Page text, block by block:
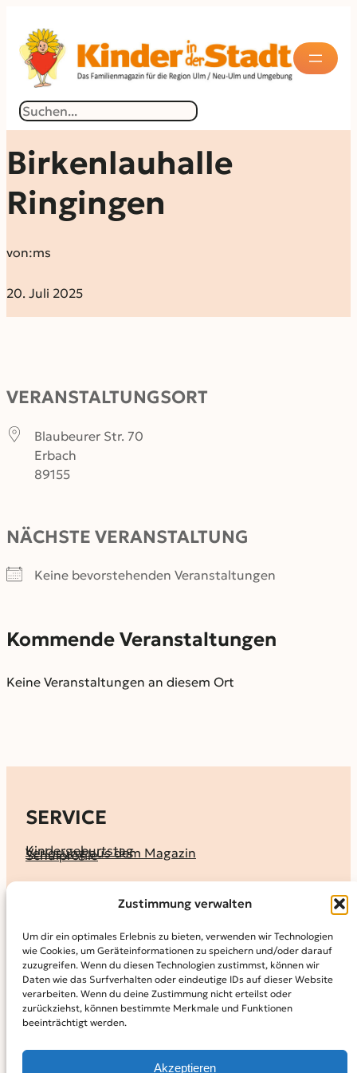
Zustimmung verwalten
Um dir ein optimales Erlebnis zu bieten, verwenden wir Technologien
wie Cookies, um Geräteinformationen zu speichern und/oder darauf
zuzugreifen. Wenn du diesen Technologien zustimmst, können wir
Daten wie das Surfverhalten oder eindeutige IDs auf dieser Website
verarbeiten. Wenn du deine Zustimmung nicht erteilst oder
zurückziehst, können bestimmte Merkmale und Funktionen
beeinträchtigt werden.
Akzeptieren
Suchen
Birkenlauhalle
Ringingen
von:ms
20. Juli 2025
VERANSTALTUNGSORT
Blaubeurer Str. 70
Erbach
89155
NÄCHSTE VERANSTALTUNG
Keine bevorstehenden Veranstaltungen
Kommende Veranstaltungen
Keine Veranstaltungen an diesem Ort
SERVICE
Kindergeburtstag
Verlosung aus dem Magazin
Schulprofile
KALENDER
MAGAZIN
KidS-Ausgaben online lesen
Abonnement
Archiv
INFO